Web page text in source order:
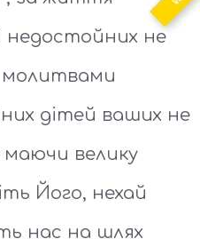
недостойних не
молитвами
дітей ваших не
маючи велику
Його, нехай
нас на шлях